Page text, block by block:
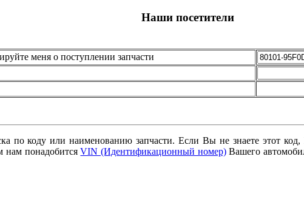
Наши посетители
меня о поступлении запчасти
по коду или наименованию запчасти. Если Вы не знаете этот
нам понадобитсяVIN (Идентификационный номер)Вашего